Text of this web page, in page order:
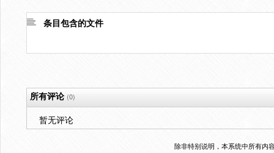
条目包含的文件
所有评论(0)
暂无评论
除非特别说明，本系统中所有内